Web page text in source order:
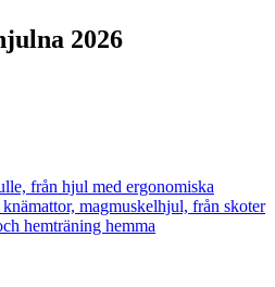
na 2026
från hjul med ergonomiska
magmuskelhjul, från skoter
hemträning hemma